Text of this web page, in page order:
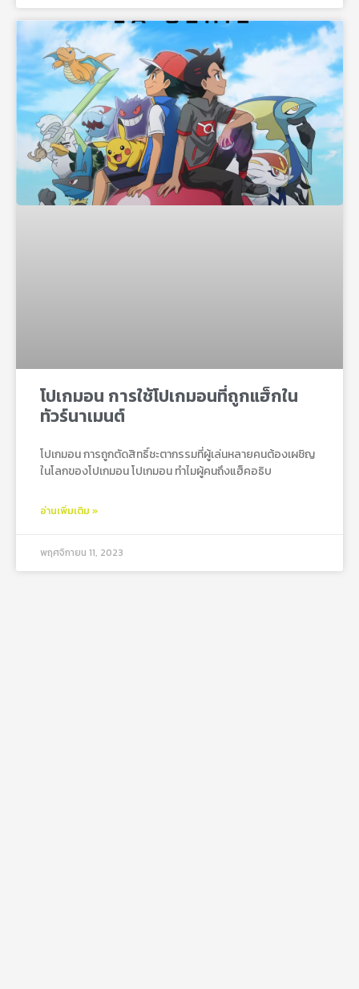
โปเกมอน การใช้โปเกมอนที่ถูกแฮ็กใน
ทัวร์นาเมนต์
โปเกมอน การถูกตัดสิทธิ์ชะตากรรมที่ผู้เล่นหลายคนต้องเผชิญ
ในโลกของโปเกมอน โปเกมอน ทำไมผู้คนถึงแฮ็คอธิบ
อ่านเพิ่มเติม »
พฤศจิกายน 11, 2023